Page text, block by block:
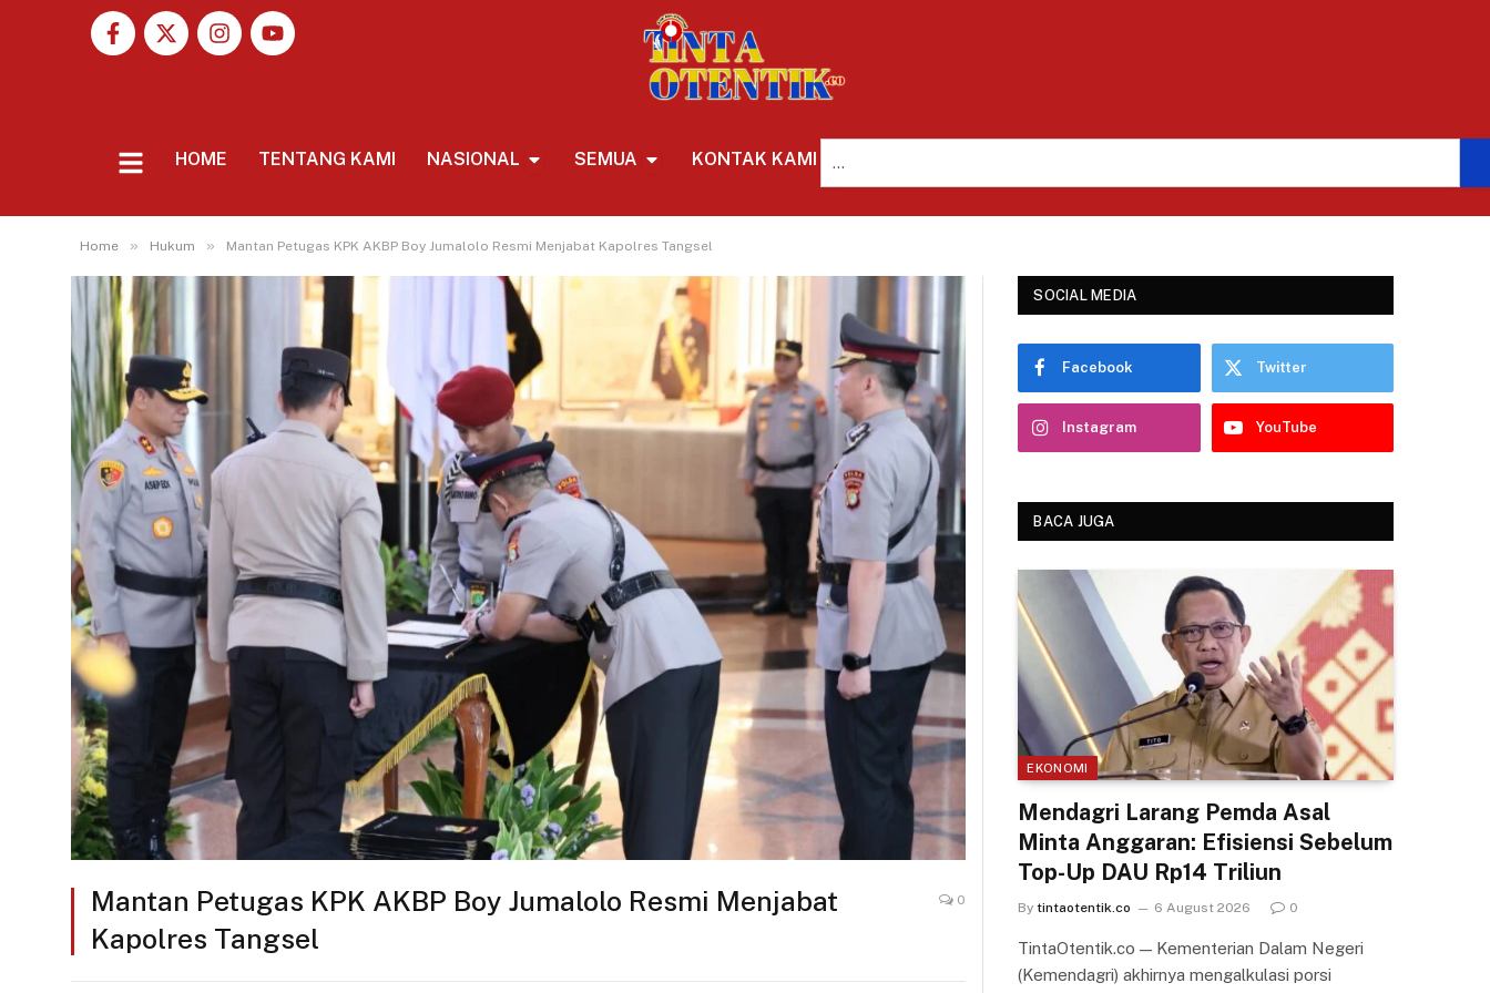
HOME TENTANG KAMI NASIONAL SEMUA KONTAK KAMI
Home » Hukum » Mantan Petugas KPK AKBP Boy Jumalolo Resmi Menjabat Kapolres Tangsel
Mantan Petugas KPK AKBP Boy Jumalolo Resmi Menjabat
Kapolres Tangsel
0
SOCIAL MEDIA
Facebook Twitter
Instagram YouTube
BACA JUGA
EKONOMI
Mendagri Larang Pemda Asal
Minta Anggaran: Efisiensi Sebelum
Top-Up DAU Rp14 Triliun
By tintaotentik.co 6 August 2026 0
TintaOtentik.co — Kementerian Dalam Negeri
(Kemendagri) akhirnya mengalkulasi porsi